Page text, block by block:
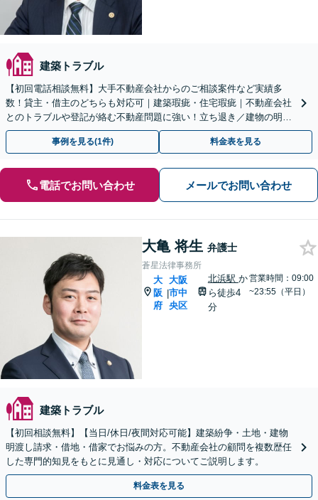
建築トラブル
【初回電話相談無料】大手不動産会社からのご相談案件など実績多
数！貸主・借主のどちらも対応可｜建築瑕疵・住宅瑕疵｜不動産会社
とのトラブルや登記が絡む不動産問題に強い！立ち退き／建物の明け
渡し請求【Zooｍ相談可】【大阪天満宮駅すぐ】
事例を見る(1件) 料金表を見る
電話でお問い合わせ メールでお問い合わせ
大亀 将生 弁護士
蒼星法律事務所
大
阪
府
|
大阪
市中
央区
北浜駅 か
ら徒歩4
分
営業時間：09:00
~23:55（平日）
建築トラブル
【初回相談無料】【当日/休日/夜間対応可能】建築紛争・土地・建物
明渡し請求・借地・借家でお悩みの方。不動産会社の顧問を複数歴任
した専門的知見をもとに見通し・対応についてご説明します。
料金表を見る